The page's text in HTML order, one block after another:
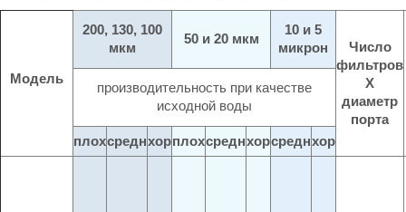
Модель
200, 130, 100
мкм
50 и 20 мкм
10 и 5
микрон
Число
фильтров
X
диаметр
порта
производительность при качестве
исходной воды
плохсреднхорплохсреднхорсреднхор